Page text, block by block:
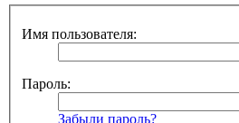
Имя пользователя:
Пароль:
Забыли пароль?